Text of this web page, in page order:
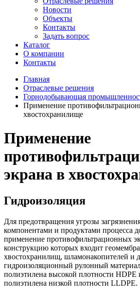
Новости
Объекты
Контакты
Задать вопрос
Каталог
О компании
Контакты
Главная
Отраслевые решения
Горнодобывающая
Применение
хвостохранилище
Применение
экрана в
Гидроизоляция
Для предотвращения угрозы
компонентами и продуктами процесса
применение противофильтрационных
конструкцию которых входит
хвостохранилищ, шламонакопителей и
гидроизоляционный рулонный
полиэтилена высокой плотности HDPE
полиэтилена низкой плотности LLDPE.